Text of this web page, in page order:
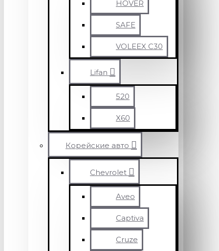
HOVER
SAFE
VOLEEX C30
Lifan
520
X60
Корейские авто
Chevrolet
Aveo
Captiva
Cruze